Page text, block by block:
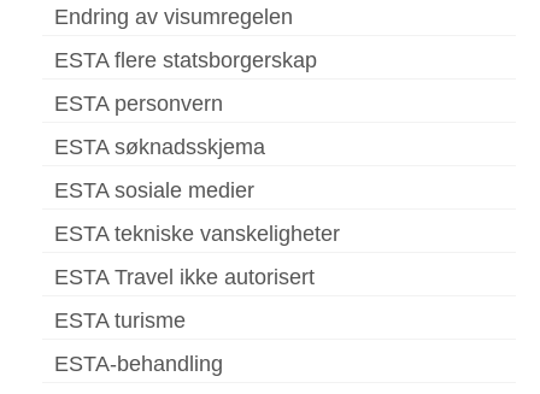
Endring av visumregelen
ESTA flere statsborgerskap
ESTA personvern
ESTA søknadsskjema
ESTA sosiale medier
ESTA tekniske vanskeligheter
ESTA Travel ikke autorisert
ESTA turisme
ESTA-behandling